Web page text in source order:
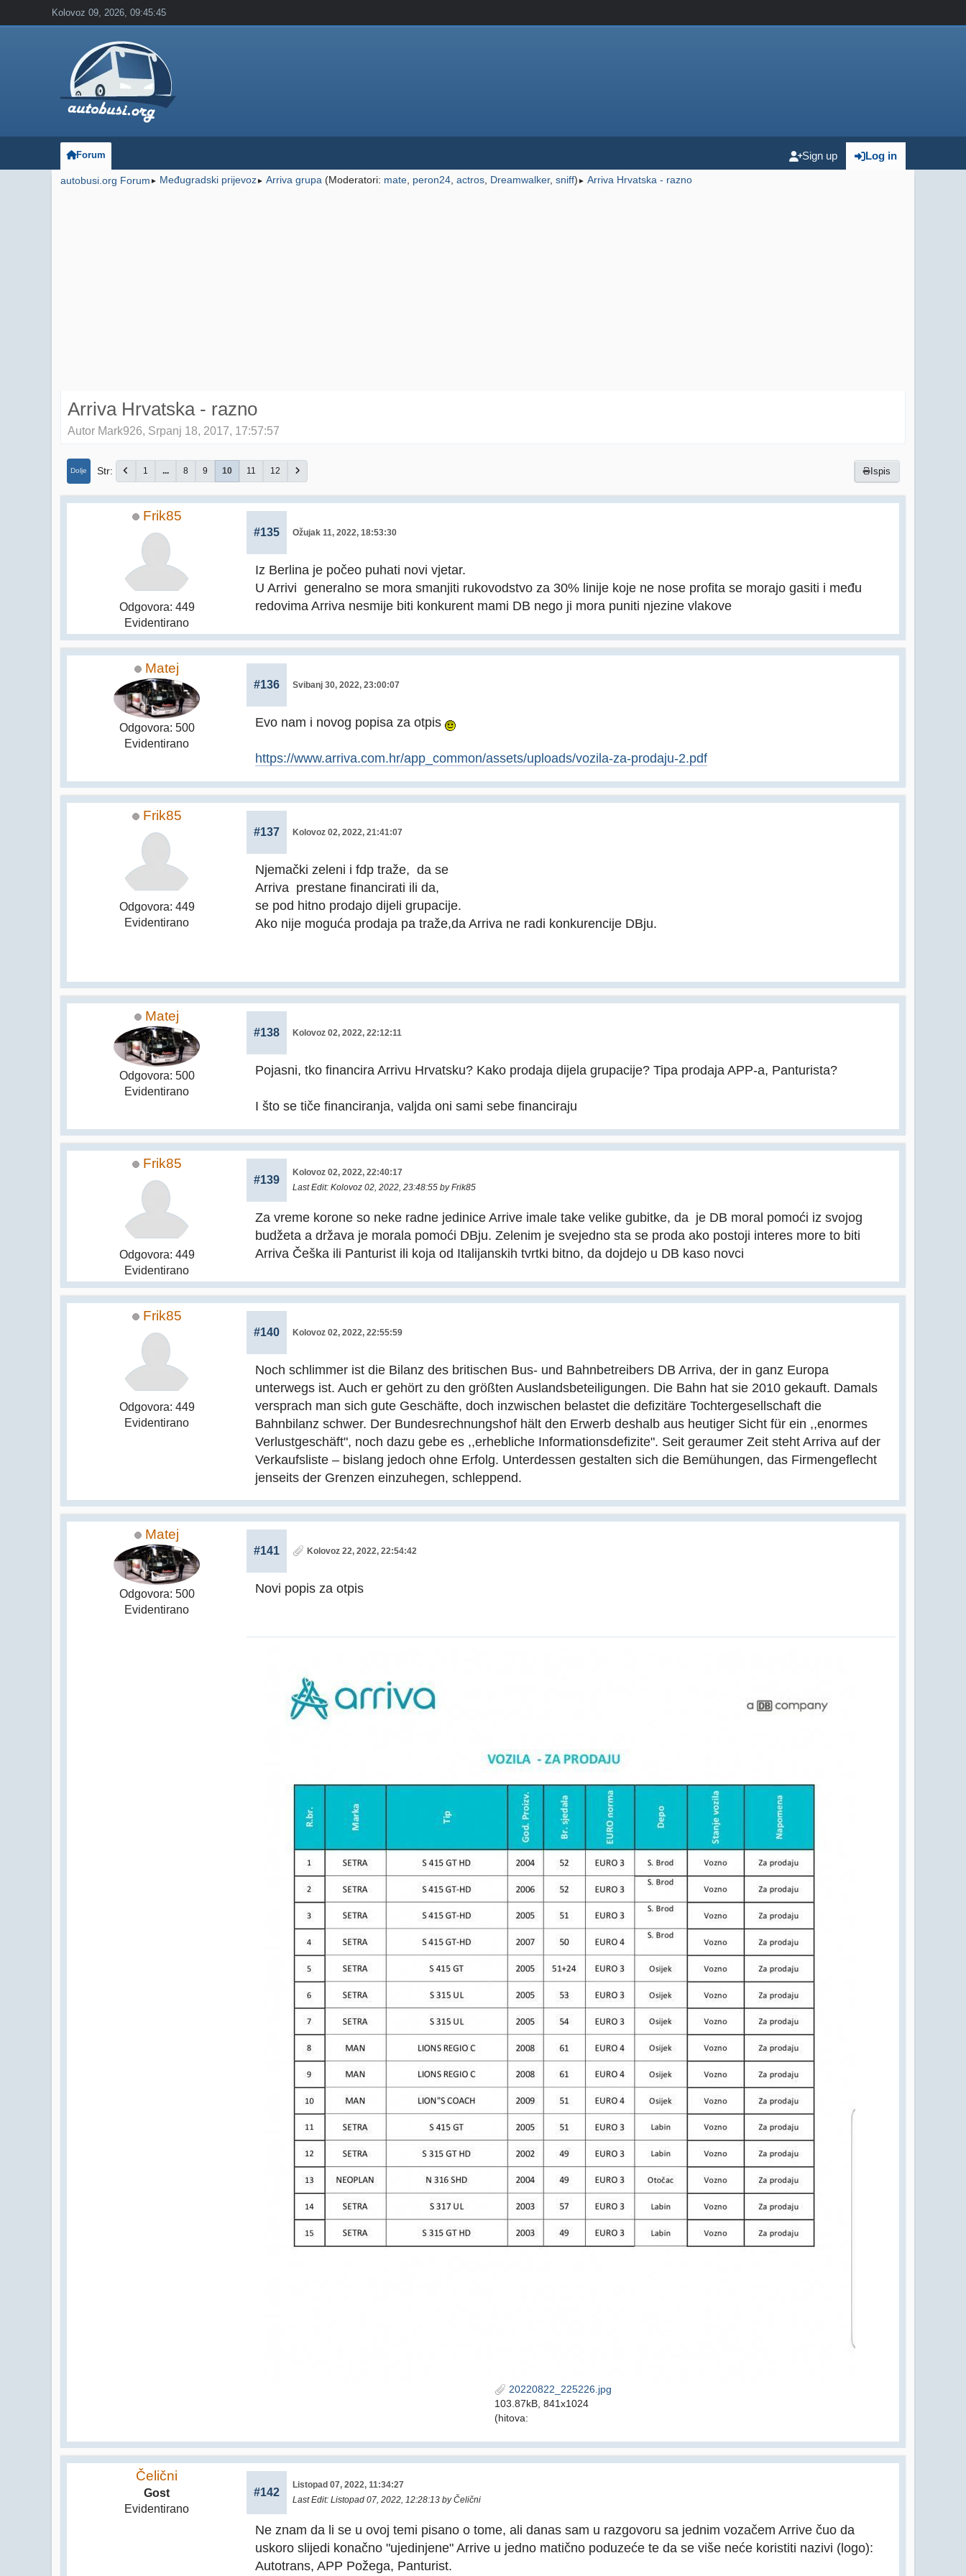
Kolovoz 09, 2026, 09:45:45
Log in
Sign up
Forum
autobusi.org Forum ► Međugradski prijevoz► Arriva grupa (Moderatori: mate peron24 actros Dreamwalker, sniff) ► Arriva Hrvatska - razno
Arriva Hrvatska - razno
Autor Mark926, Srpanj 18, 2017, 17:57:57
Ispis
Dolje Str 1 ... 8 9 10 11 12
Frik85
Odgovora: 449
Evidentirano
#135 Ožujak 11, 2022, 18:53:30
Iz Berlina je počeo puhati novi vjetar.
U Arrivi generalno se mora smanjiti rukovodstvo za 30% linije koje ne nose profita se morajo gasiti i među
redovima Arriva nesmije biti konkurent mami DB nego ji mora puniti njezine vlakove
Matej
Odgovora: 500
Evidentirano
#136 Svibanj 30, 2022, 23:00:07
Evo nam i novog popisa za otpis
https://www.arriva.com.hr/app_common/assets/uploads/vozila-za-prodaju-2.pdf
Frik85
Odgovora: 449
Evidentirano
#137 Kolovoz 02, 2022, 21:41:07
Njemački zeleni i fdp traže, da se
Arriva prestane financirati ili da,
se pod hitno prodajo dijeli grupacije.
Ako nije moguća prodaja pa traže,da Arriva ne radi konkurencije DBju.
Matej
Odgovora: 500
Evidentirano
#138 Kolovoz 02, 2022, 22:12:11
Pojasni, tko financira Arrivu Hrvatsku? Kako prodaja dijela grupacije? Tipa prodaja APP-a, Panturista?
I što se tiče financiranja, valjda oni sami sebe financiraju
Frik85
Odgovora: 449
Evidentirano
#139
Kolovoz 02, 2022, 22:40:17
Last Edit: Kolovoz 02, 2022, 23:48:55 by Frik85
Za vreme korone so neke radne jedinice Arrive imale take velike gubitke, da je DB moral pomoći iz svojog
budžeta a država je morala pomoći DBju. Zelenim je svejedno sta se proda ako postoji interes more to biti
Arriva Češka ili Panturist ili koja od Italijanskih tvrtki bitno, da dojdejo u DB kaso novci
Frik85
Odgovora: 449
Evidentirano
#140 Kolovoz 02, 2022, 22:55:59
Noch schlimmer ist die Bilanz des britischen Bus- und Bahnbetreibers DB Arriva, der in ganz Europa
unterwegs ist. Auch er gehört zu den größten Auslandsbeteiligungen. Die Bahn hat sie 2010 gekauft. Damals
versprach man sich gute Geschäfte, doch inzwischen belastet die defizitäre Tochtergesellschaft die
Bahnbilanz schwer. Der Bundesrechnungshof hält den Erwerb deshalb aus heutiger Sicht für ein ,,enormes
Verlustgeschäft", noch dazu gebe es ,,erhebliche Informationsdefizite". Seit geraumer Zeit steht Arriva auf der
Verkaufsliste – bislang jedoch ohne Erfolg. Unterdessen gestalten sich die Bemühungen, das Firmengeflecht
jenseits der Grenzen einzuhegen, schleppend.
Matej
Odgovora: 500
Evidentirano
#141 Kolovoz 22, 2022, 22:54:42
Novi popis za otpis
20220822_225226.jpg
103.87kB, 841x1024
(hitova:
Čelični
Gost
Evidentirano
#142
Listopad 07, 2022, 11:34:27
Last Edit: Listopad 07, 2022, 12:28:13 by Čelični
Ne znam da li se u ovoj temi pisano o tome, ali danas sam u razgovoru sa jednim vozačem Arrive čuo da
uskoro slijedi konačno "ujedinjene" Arrive u jedno matično poduzeće te da se više neće koristiti nazivi (logo):
Autotrans, APP Požega, Panturist.